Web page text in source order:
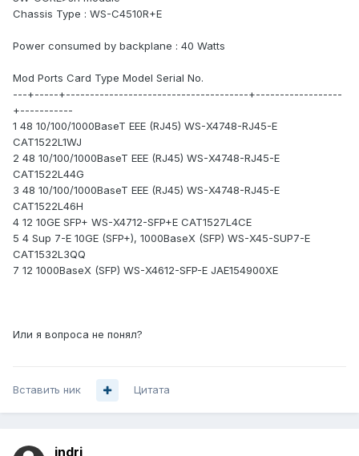
Chassis Type : WS-C4510R+E
Power consumed by backplane : 40 Watts
Mod Ports Card Type Model Serial No.
---+-----+--------------------------------------+------------------
+-----------
1 48 10/100/1000BaseT EEE (RJ45) WS-X4748-RJ45-E
CAT1522L1WJ
2 48 10/100/1000BaseT EEE (RJ45) WS-X4748-RJ45-E
CAT1522L44G
3 48 10/100/1000BaseT EEE (RJ45) WS-X4748-RJ45-E
CAT1522L46H
4 12 10GE SFP+ WS-X4712-SFP+E CAT1527L4CE
5 4 Sup 7-E 10GE (SFP+), 1000BaseX (SFP) WS-X45-SUP7-E
CAT1532L3QQ
7 12 1000BaseX (SFP) WS-X4612-SFP-E JAE154900XE
Или я вопроса не понял?
Вставить ник Цитата
indri